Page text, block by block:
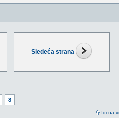
Sledeća strana
8
Idi na